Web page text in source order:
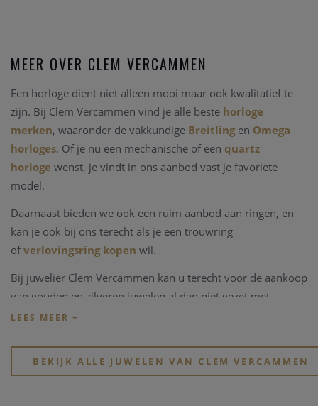
MEER OVER CLEM VERCAMMEN
Een horloge dient niet alleen mooi maar ook kwalitatief te
zijn. Bij Clem Vercammen vind je alle beste horloge
merken, waaronder de vakkundige Breitling en Omega
horloges. Of je nu een mechanische of een quartz
horloge wenst, je vindt in ons aanbod vast je favoriete
model.
Daarnaast bieden we ook een ruim aanbod aan ringen, en
kan je ook bij ons terecht als je een trouwring
ofverlovingsring kopen wil.
Bij juwelier Clem Vercammen kan u terecht voor de aankoop
van gouden en zilveren juwelen al dan niet gezet met
edelstenen, kleurstenen of in combinaties met parels.
onze physieke winkel in hartje Heist-op-den-Berg.
BEKIJK ALLE JUWELEN VAN CLEM VERCAMMEN